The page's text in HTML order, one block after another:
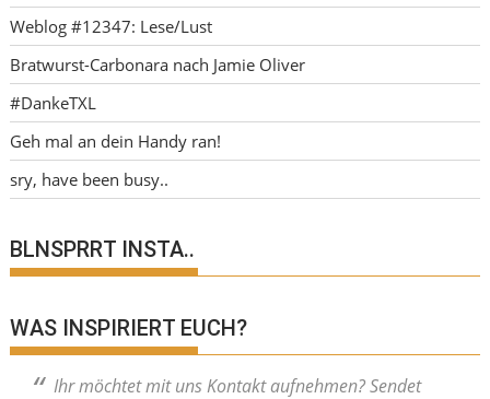
Weblog #12347: Lese/Lust
Bratwurst-Carbonara nach Jamie Oliver
#DankeTXL
Geh mal an dein Handy ran!
sry, have been busy..
BLNSPRRT INSTA..
WAS INSPIRIERT EUCH?
Ihr möchtet mit uns Kontakt aufnehmen? Sendet